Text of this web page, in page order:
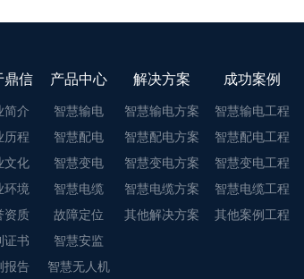
鼎信
简介
历程
文化
环境
资质
证书
报告
产品中心
智慧输电
智慧配电
智慧变电
智慧电缆
故障定位
智慧安监
智慧无人机
解决方案
智慧输电方案
智慧配电方案
智慧变电方案
智慧电缆方案
其他解决方案
成功案例
智慧输电工程
智慧配电工程
智慧变电工程
智慧电缆工程
其他案例工程